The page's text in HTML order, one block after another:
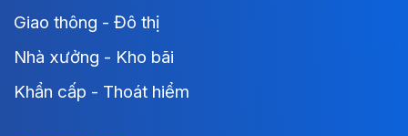
Giao thông - Đô thị
Nhà xưởng - Kho bãi
Khẩn cấp - Thoát hiểm